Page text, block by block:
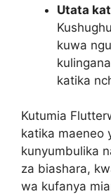
Utata
kuwa
katika
Kutumia
katika maeneo
kunyumbulika
za biashara,
wa kufanya